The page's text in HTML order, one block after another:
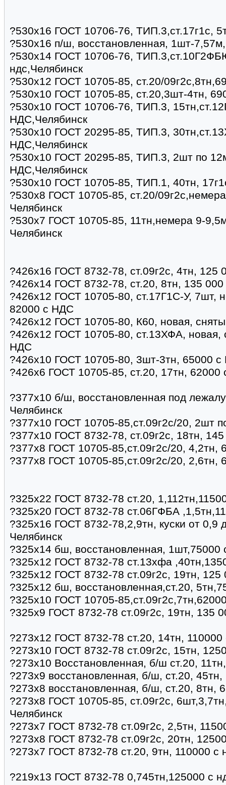
?530х16 ГОСТ 10706-76, ТИП.3,ст.17г1с,
?530х16 п/ш, восстановленная, 1шт-
?530х14 ГОСТ 10706-76,
ндс,Челябинск
?530х12 ГОСТ 10705-85, ст.20/
?530х10 ГОСТ 10705-85, ст.20,3шт-4тн,
?530х10 ГОСТ 10706-76, ТИП.3,
НДС,Челябинск
?530х10 ГОСТ 20295-85, ТИП.3,
НДС,Челябинск
?530х10 ГОСТ 20295-85, ТИП.3, 2шт по
НДС,Челябинск
?530х10 ГОСТ 10705-85, ТИП.1, 40тн,
?530х8 ГОСТ 10705-85, ст.20/
Челябинск
?530х7 ГОСТ 10705-85, 11тн,немера 9-
Челябинск
?426х16 ГОСТ 8732-78, ст.09г2с, 4тн, 125
?426х14 ГОСТ 8732-78, ст.20, 8тн, 135
?426х12 ГОСТ 10705-80, ст.17Г1С-У, 7шт,
82000 с НДС
?426х12 ГОСТ 10705-80, К60, новая,
?426х12 ГОСТ 10705-80, ст.13ХФА, новая,
НДС
?426х10 ГОСТ 10705-80, 3шт-3тн, 65000
?426х6 ГОСТ 10705-85, ст.20, 17тн,
?377х10 б/ш, восстановленная под
Челябинск
?377х10 ГОСТ 10705-85,ст.09г2с/20, 2шт
?377х10 ГОСТ 8732-78, ст.09г2с, 18тн,
?377х8 ГОСТ 10705-85,ст.09г2с/20, 4,2тн,
?377х8 ГОСТ 10705-85,ст.09г2с/20, 2,6тн,
?325х22 ГОСТ 8732-78 ст.20,
?325х20 ГОСТ 8732-78 ст.06ГФБА
?325х16 ГОСТ 8732-78,2,9тн, куски от
Челябинск
?325х14 бш, восстановленная,
?325х12 ГОСТ 8732-78 ст.13хфа
?325х12 ГОСТ 8732-78 ст.09г2с, 19тн,
?325х12 бш, восстановленная,ст.20,
?325х10 ГОСТ 10705-
?325х9 ГОСТ 8732-78 ст.09г2с, 19тн, 135
?273х12 ГОСТ 8732-78 ст.20, 14тн, 110000
?273х10 ГОСТ 8732-78 ст.09г2с, 15тн,
?273х10 Восстановленная, б/ш ст.20,
?273х9 восстановленная, б/ш, ст.20,
?273х8 восстановленная, б/ш, ст.20, 8тн,
?273х8 ГОСТ 10705-85, ст.09г2с,
Челябинск
?273х7 ГОСТ 8732-78 ст.09г2с, 2,5тн,
?273х8 ГОСТ 8732-78 ст.09г2с, 20тн,
?273х7 ГОСТ 8732-78 ст.20, 9тн, 110000 с
?219х13 ГОСТ 8732-78 0,745тн,125000 с